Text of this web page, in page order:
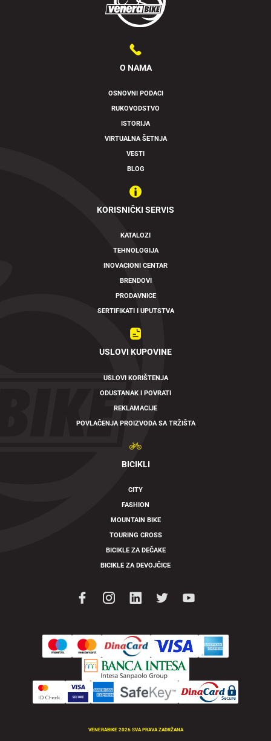
O NAMA
OSNOVNI PODACI
RUKOVODSTVO
ISTORIJA
VIRTUALNA ŠETNJA
VESTI
BLOG
KORISNIČKI SERVIS
KATALOZI
TEHNOLOGIJA
INOVACIONI CENTAR
BRENDOVI
PRODAVNICE
SERTIFIKATI I UPUTSTVA
USLOVI KUPOVINE
USLOVI KORIŠTENJA
ODUSTANAK I POVRATI
REKLAMACIJE
POVLAČENJA PROIZVODA SA TRŽIŠTA
BICIKLI
CITY
FASHION
MOUNTAIN BIKE
TOURING CROSS
BICIKLE ZA DEČAKE
BICIKLE ZA DEVOJČICE
VENERABIKE 2026 SVA PRAVA ZADRŽANA